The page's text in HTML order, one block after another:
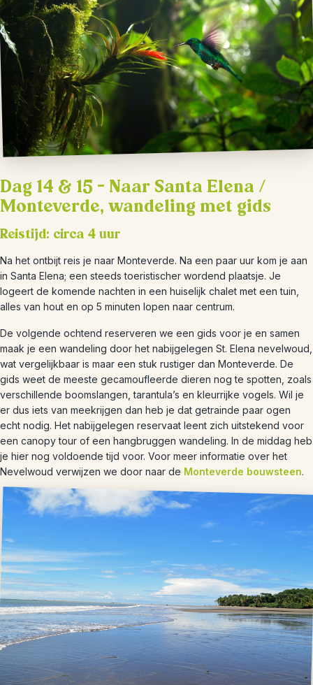
Dag 14 & 15 – Naar Santa Elena /
Monteverde, wandeling met gids
Reistijd: circa 4 uur
Na het ontbijt reis je naar Monteverde. Na een paar uur kom je aan
in Santa Elena; een steeds toeristischer wordend plaatsje. Je
logeert de komende nachten in een huiselijk chalet met een tuin,
alles van hout en op 5 minuten lopen naar centrum.
De volgende ochtend reserveren we een gids voor je en samen
maak je een wandeling door het nabijgelegen St. Elena nevelwoud,
wat vergelijkbaar is maar een stuk rustiger dan Monteverde. De
gids weet de meeste gecamoufleerde dieren nog te spotten, zoals
verschillende boomslangen, tarantula’s en kleurrijke vogels. Wil je
er dus iets van meekrijgen dan heb je dat getrainde paar ogen
echt nodig. Het nabijgelegen reservaat leent zich uitstekend voor
een canopy tour of een hangbruggen wandeling. In de middag heb
je hier nog voldoende tijd voor. Voor meer informatie over het
Nevelwoud verwijzen we door naar de Monteverde bouwsteen.